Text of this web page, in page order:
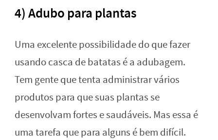
4) Adubo para plantas
Uma excelente possibilidade do que fazer
usando casca de batatas é a adubagem.
Tem gente que tenta administrar vários
produtos para que suas plantas se
desenvolvam fortes e saudáveis. Mas essa é
uma tarefa que para alguns é bem difícil.